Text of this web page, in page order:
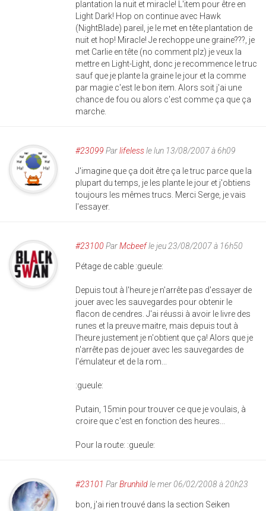
plantation la nuit et miracle! L'item pour être en
Light Dark! Hop on continue avec Hawk
(NightBlade) pareil, je le met en tête plantation de
nuit et hop! Miracle! Je rechoppe une graine???, je
met Carlie en tête (no comment plz) je veux la
mettre en Light-Light, donc je recommence le truc
sauf que je plante la graine le jour et la comme
par magie c'est le bon item. Alors soit j'ai une
chance de fou ou alors c'est comme ça que ça
marche.
#23099 Parlifelessle lun 13/08/2007 à 6h09
J'imagine que ça doit être ça le truc parce que la
plupart du temps, je les plante le jour et j'obtiens
toujours les mêmes trucs. Merci Serge, je vais
l'essayer.
#23100 ParMcbeefle jeu 23/08/2007 à 16h50
Pétage de cable :gueule:
Depuis tout à l'heure je n'arrête pas d'essayer de
jouer avec les sauvegardes pour obtenir le
flacon de cendres. J'ai réussi à avoir le livre des
runes et la preuve maitre, mais depuis tout à
l'heure justement je n'obtient que ça! Alors que je
n'arrête pas de jouer avec les sauvegardes de
l'émulateur et de la rom...
:gueule:
Putain, 15min pour trouver ce que je voulais, à
croire que c'est en fonction des heures...
Pour la route: :gueule:
#23101 ParBrunhildle mer 06/02/2008 à 20h23
bon, j'ai rien trouvé dans la section Seiken